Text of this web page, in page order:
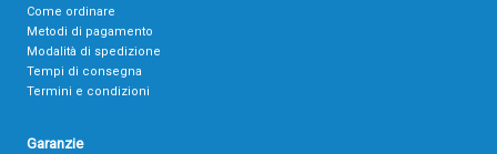
Come ordinare
Metodi di pagamento
Modalità di spedizione
Tempi di consegna
Termini e condizioni
Garanzie